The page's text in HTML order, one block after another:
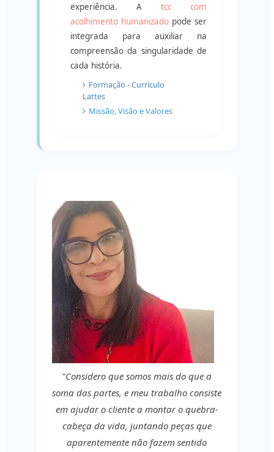
experiência. Atcc com
acolhimento humanizadopode ser
integrada para auxiliar na
compreensão da singularidade de
cada história.
Formação - Currículo
Lattes
Missão, Visão e Valores
"Considero que somos mais do que a
soma das partes, e meu trabalho consiste
em ajudar o cliente a montar o quebra-
cabeça da vida, juntando peças que
aparentemente não fazem sentido